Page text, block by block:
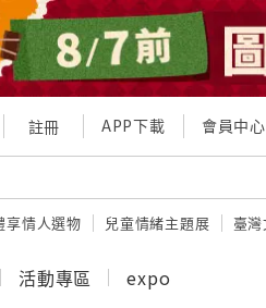
註冊 APP下載 會員中心
享情人選物 兒童情緒主題展 臺
活動專區 expo